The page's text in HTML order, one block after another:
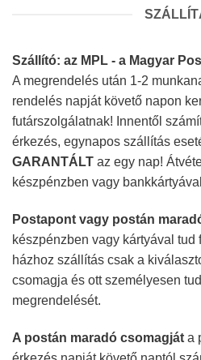
Szállító: az MPL - a Magyar
A megrendelés után 1-2
rendelés napját követő napon
futárszolgálatnak! Innentől
érkezés, egynapos szállítás
GARANTÁLTaz egy nap!
készpénzben vagy
Postapont vagy postán
készpénzben vagy kártyával
házhoz szállítás csak a
csomagja és ott személyesen
megrendelését.
A postán maradó csomagjáta